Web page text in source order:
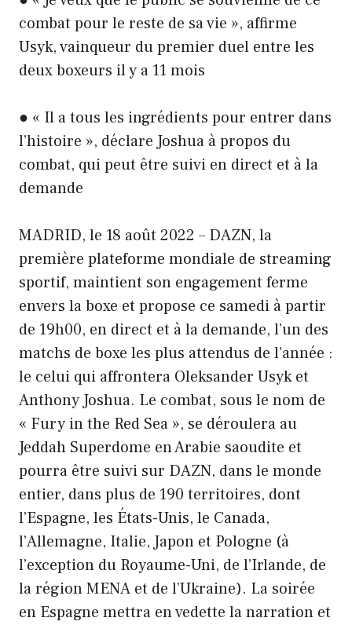
combat pour le reste de sa vie », affirme
Usyk, vainqueur du premier duel entre les
deux boxeurs il y a 11 mois
● « Il a tous les ingrédients pour entrer dans
l’histoire », déclare Joshua à propos du
combat, qui peut être suivi en direct et à la
demande
MADRID, le 18 août 2022 – DAZN, la
première plateforme mondiale de streaming
sportif, maintient son engagement ferme
envers la boxe et propose ce samedi à partir
de 19h00, en direct et à la demande, l’un des
matchs de boxe les plus attendus de l’année :
le celui qui affrontera Oleksander Usyk et
Anthony Joshua. Le combat, sous le nom de
« Fury in the Red Sea », se déroulera au
Jeddah Superdome en Arabie saoudite et
pourra être suivi sur DAZN, dans le monde
entier, dans plus de 190 territoires, dont
l’Espagne, les États-Unis, le Canada,
l’Allemagne, Italie, Japon et Pologne (à
l’exception du Royaume-Uni, de l’Irlande, de
la région MENA et de l’Ukraine). La soirée
en Espagne mettra en vedette la narration et